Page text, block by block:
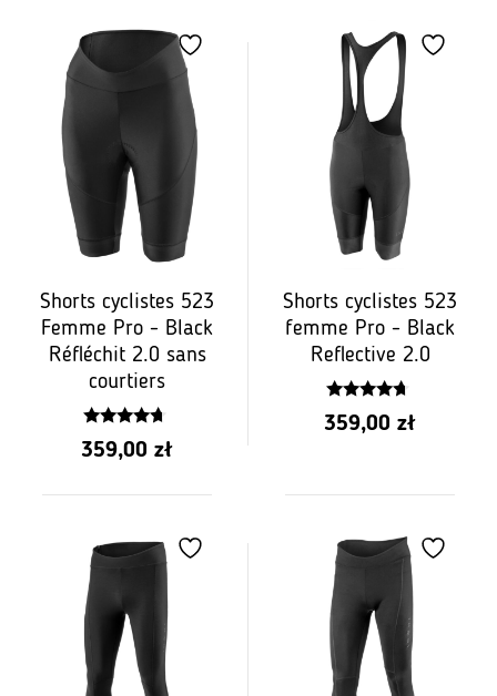
de
PLN
419.00
PLN
469.00
de
Shorts cyclistes 523
Femme Pro - Black
Réfléchit 2.0 sans
courtiers
4.50
z 5
359,00 zł
Shorts cyclistes 523
femme Pro - Black
Reflective 2.0
4.50
z 5
359,00 zł